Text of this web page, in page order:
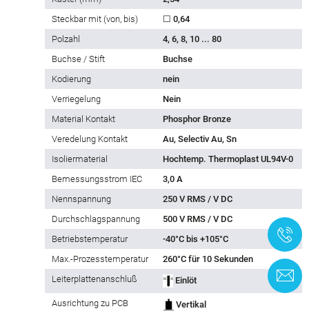
Steckbar mit (von, bis)
☐ 0,64
Polzahl
4, 6, 8, 10 ... 80
Buchse / Stift
Buchse
Kodierung
nein
Verriegelung
Nein
Material Kontakt
Phosphor Bronze
Veredelung Kontakt
Au, Selectiv Au, Sn
Isoliermaterial
Hochtemp. Thermoplast UL94V-0
Bemessungsstrom IEC
3,0 A
Nennspannung
250 V RMS / V DC
Durchschlagspannung
500 V RMS / V DC
Betriebstemperatur
-40°C bis +105°C
Max.-Prozesstemperatur
260°C für 10 Sekunden
Leiterplattenanschluß
Einlöt
Ausrichtung zu PCB Vertikal